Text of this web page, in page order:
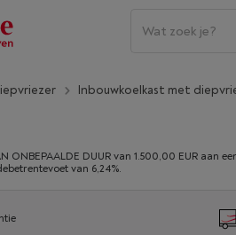
Inbouwkoelkast met
ONBEPAALDE DUUR van 1.500,00 EUR aan
van 6,24%.